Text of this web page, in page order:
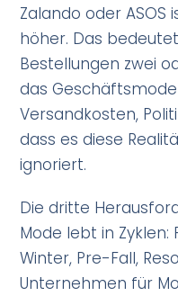
Zalando oder ASOS
höher. Das
Bestellungen zwei
das
Versandkosten,
dass es diese
ignoriert.
Die dritte
Mode lebt in
Winter, Pre-Fall,
Unternehmen für